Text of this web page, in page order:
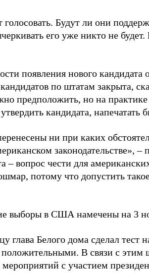
Будут ли они
его уже никто не
появления нового кандидата
по штатам закрыта,
предположить, но на
кандидата, напечатать
ни при каких
законодательстве», –
– вопрос чести для
потому что допустить
выборы в США намечены на 3
глава Белого дома сделал тест
положительными. В связи с этим
с участием